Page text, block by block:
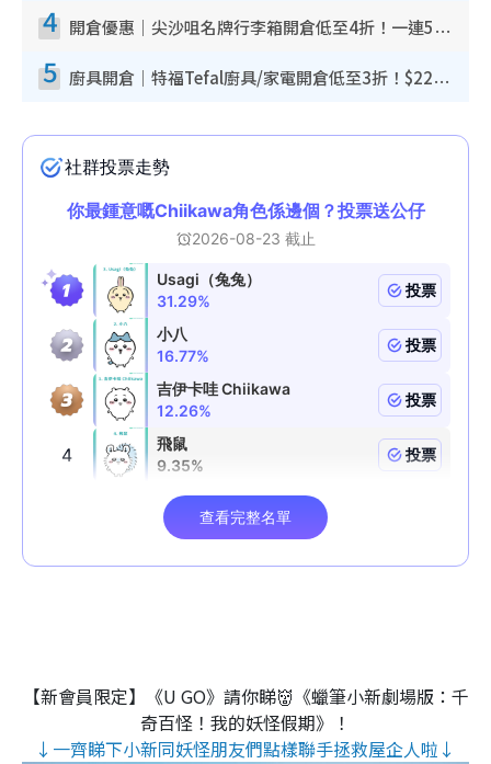
4 開倉優惠｜尖沙咀名牌行李箱開倉低至4折！一連5日 American Tourister/ace./Hallmark $200起！
5 廚具開倉｜特福Tefal廚具/家電開倉低至3折！$220起買平底鍋/炒鑊/湯煲！電飯煲/吸塵機/燙斗$418起
【新會員限定】《U GO》請你睇👹《蠟筆小新劇場版：千
奇百怪！我的妖怪假期》！
↓一齊睇下小新同妖怪朋友們點樣聯手拯救屋企人啦↓